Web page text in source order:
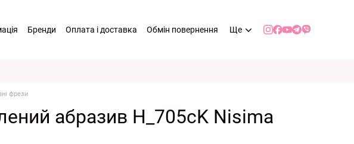
Бренди Оплата і доставка Обмін повернення Ще
фрези
абразив H_705cK Nisima